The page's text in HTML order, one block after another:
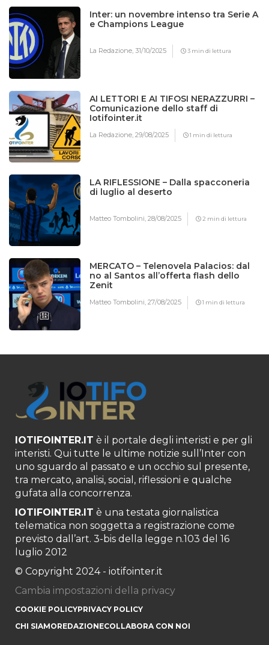
Inter: un novembre intenso tra Serie A
e Champions League
La Redazione,31/10/2025 3 min di lettura
AI LETTORI E AI TIFOSI NERAZZURRI –
Comunicazione dello staff di
Iotifointer.it
La Redazione,29/08/2025 1 min di lettura
LA RIFLESSIONE – Dalla spacconeria
di luglio al deserto
Matteo Tombolini,28/08/2025 2 min di lettura
MERCATO – Telenovela Palacios: dal
no al Santos all’offerta flash dello
Zenit
Matteo Tombolini,27/08/2025 1 min di lettura
IOTIFOINTER.IT è il portale degli interisti e per gli
interisti. Qui tutte le ultime notizie sull’Inter con
uno sguardo al passato e un occhio sul presente,
tra mercato, analisi, social, riflessioni e qualche
gufata alla concorrenza.
IOTIFOINTER.IT è una testata giornalistica
telematica non soggetta a registrazione come
previsto dall’art. 3-bis della legge n.103 del 16
luglio 2012
© Copyright 2024 - iotifointer.it
Cambia impostazioni della privacy
COOKIE POLICYPRIVACY POLICY
CHI SIAMOREDAZIONECOLLABORA CON NOI